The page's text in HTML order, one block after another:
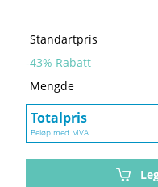
Standartpris
-43% Rabatt
Mengde
Totalpris
Beløp med MVA